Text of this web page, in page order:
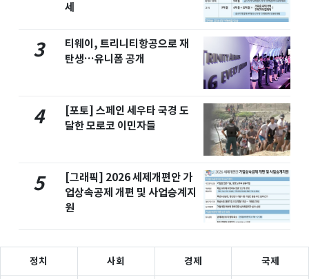
세
3
티웨이, 트리니티항공으로 재
탄생…유니폼 공개
4
[포토] 스페인 세우타 국경 도
달한 모로코 이민자들
5
[그래픽] 2026 세제개편안 가
업상속공제 개편 및 사업승계지
원
정치 사회 경제 국제